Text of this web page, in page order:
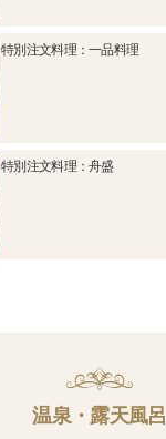
特別注文料理：一品料理
特別注文料理：舟盛
温泉・露天風呂